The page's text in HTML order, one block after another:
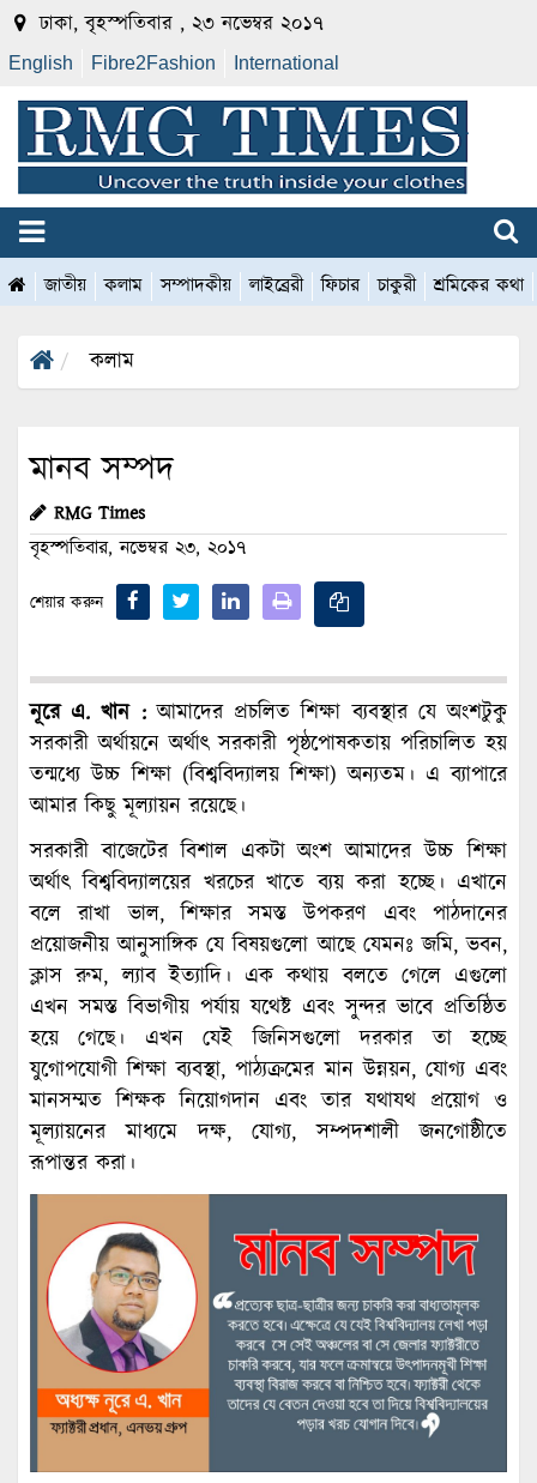
ঢাকা, বৃহস্পতিবার , ২৩ নভেম্বর ২০১৭
English Fibre2Fashion International
জাতীয় কলাম সম্পাদকীয় লাইব্রেরী ফিচার চাকুরী শ্রমিকের কথা
কলাম
মানব সম্পদ
RMG Times
বৃহস্পতিবার, নভেম্বর ২৩, ২০১৭
শেয়ার করুন
নূরে এ. খান :আমাদের প্রচলিত শিক্ষা ব্যবস্থার যে অংশটুকু
সরকারী অর্থায়নে অর্থাৎ সরকারী পৃষ্ঠপোষকতায় পরিচালিত হয়
তন্মধ্যে উচ্চ শিক্ষা (বিশ্ববিদ্যালয় শিক্ষা) অন্যতম। এ ব্যাপারে
আমার কিছু মূল্যায়ন রয়েছে।
সরকারী বাজেটের বিশাল একটা অংশ আমাদের উচ্চ শিক্ষা
অর্থাৎ বিশ্ববিদ্যালয়ের খরচের খাতে ব্যয় করা হচ্ছে। এখানে
বলে রাখা ভাল, শিক্ষার সমস্ত উপকরণ এবং পাঠদানের
প্রয়োজনীয় আনুসাঙ্গিক যে বিষয়গুলো আছে যেমনঃ জমি, ভবন,
ক্লাস রুম, ল্যাব ইত্যাদি। এক কথায় বলতে গেলে এগুলো
এখন সমস্ত বিভাগীয় পর্যায় যথেষ্ট এবং সুন্দর ভাবে প্রতিষ্ঠিত
হয়ে গেছে। এখন যেই জিনিসগুলো দরকার তা হচ্ছে
যুগোপযোগী শিক্ষা ব্যবস্থা, পাঠ্যক্রমের মান উন্নয়ন, যোগ্য এবং
মানসম্মত শিক্ষক নিয়োগদান এবং তার যথাযথ প্রয়োগ ও
মূল্যায়নের মাধ্যমে দক্ষ, যোগ্য, সম্পদশালী জনগোষ্ঠীতে
রূপান্তর করা।